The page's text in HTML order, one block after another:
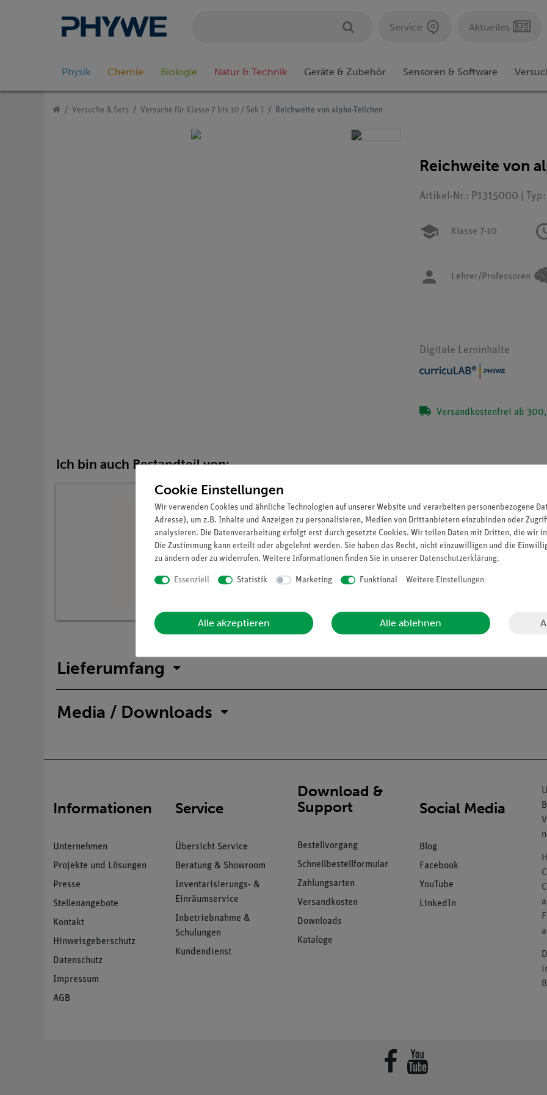
Service Aktuelles
Physik Chemie Biologie Natur & Technik Geräte & Zubehör Sensoren & Software
Versuche & Sets Versuche für Klasse 7 bis 10 / Sek I Reichweite von alpha-Teilchen
Reichweite von
Artikel-Nr.: P1315000 |
Klasse 7-10
Lehrer/Professoren
Digitale Lerninhalte
Versandkostenfrei ab
Ich bin auch Bestandteil von:
Set Lehrerversuche Radioaktivität für
RT
Artikel-Nr.: 15590-88 | Typ: Set
Lieferumfang
Media / Downloads
Informationen
Unternehmen
Projekte und Lösungen
Presse
Stellenangebote
Kontakt
Hinweisgeberschutz
Datenschutz
Impressum
AGB
Service
Übersicht Service
Beratung & Showroom
Inventarisierungs- &
Einräumservice
Inbetriebnahme &
Schulungen
Kundendienst
Download &
Support
Bestellvorgang
Schnellbestellformular
Zahlungsarten
Versandkosten
Downloads
Kataloge
Social Media
Blog
Facebook
YouTube
LinkedIn
Cookie Einstellungen
Wir verwenden Cookies und ähnliche Technologien auf unserer Website und verarbeiten personenbezogene
Adresse), um z.B. Inhalte und Anzeigen zu personalisieren, Medien von Drittanbietern einzubinden oder
analysieren. Die Datenverarbeitung erfolgt erst durch gesetzte Cookies. Wir teilen Daten mit Dritten, die wir
Die Zustimmung kann erteilt oder abgelehnt werden. Sie haben das Recht, nicht einzuwilligen und die
zu ändern oder zu widerrufen. Weitere Informationen finden Sie in unserer Daten­schutz­erklärung.
Essenziell Statistik Marketing Funktional Weitere Einstellungen
Alle akzeptieren Alle ablehnen